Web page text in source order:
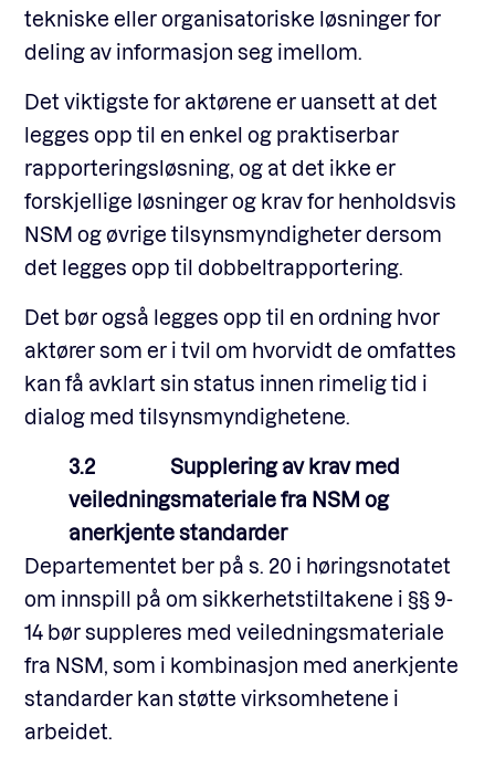
tekniske eller organisatoriske løsninger for
deling av informasjon seg imellom.
Det viktigste for aktørene er uansett at det
legges opp til en enkel og praktiserbar
rapporteringsløsning, og at det ikke er
forskjellige løsninger og krav for henholdsvis
NSM og øvrige tilsynsmyndigheter dersom
det legges opp til dobbeltrapportering.
Det bør også legges opp til en ordning hvor
aktører som er i tvil om hvorvidt de omfattes
kan få avklart sin status innen rimelig tid i
dialog med tilsynsmyndighetene.
3.2 Supplering av krav med
veiledningsmateriale fra NSM og
anerkjente standarder
Departementet ber på s. 20 i høringsnotatet
om innspill på om sikkerhetstiltakene i §§ 9-
14 bør suppleres med veiledningsmateriale
fra NSM, som i kombinasjon med anerkjente
standarder kan støtte virksomhetene i
arbeidet.